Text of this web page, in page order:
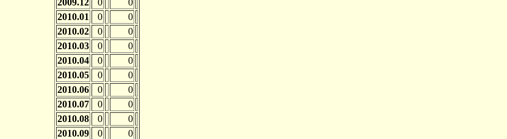
2009.12
0
0
2010.01
0
0
2010.02
0
0
2010.03
0
0
2010.04
0
0
2010.05
0
0
2010.06
0
0
2010.07
0
0
2010.08
0
0
2010.09
0
0